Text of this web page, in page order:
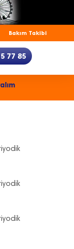
Bakım Takibi
77 85